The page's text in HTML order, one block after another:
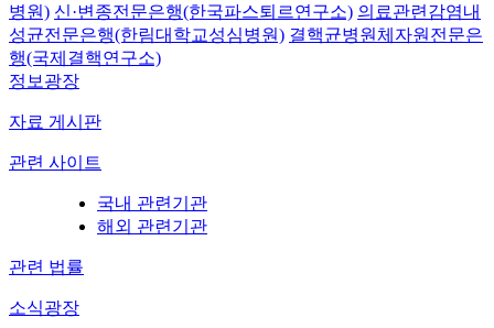
병원) 신·변종전문은행(한국파스퇴르연구소) 의료관련감염내
성균전문은행(한림대학교성심병원) 결핵균병원체자원전문은
행(국제결핵연구소)
정보광장
자료 게시판
관련 사이트
국내 관련기관
해외 관련기관
관련 법률
소식광장